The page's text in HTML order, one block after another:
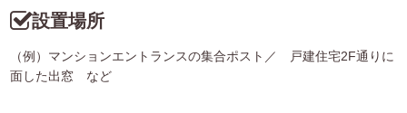
設置場所
（例）マンションエントランスの集合ポスト／ 戸建住宅2F通りに
面した出窓 など